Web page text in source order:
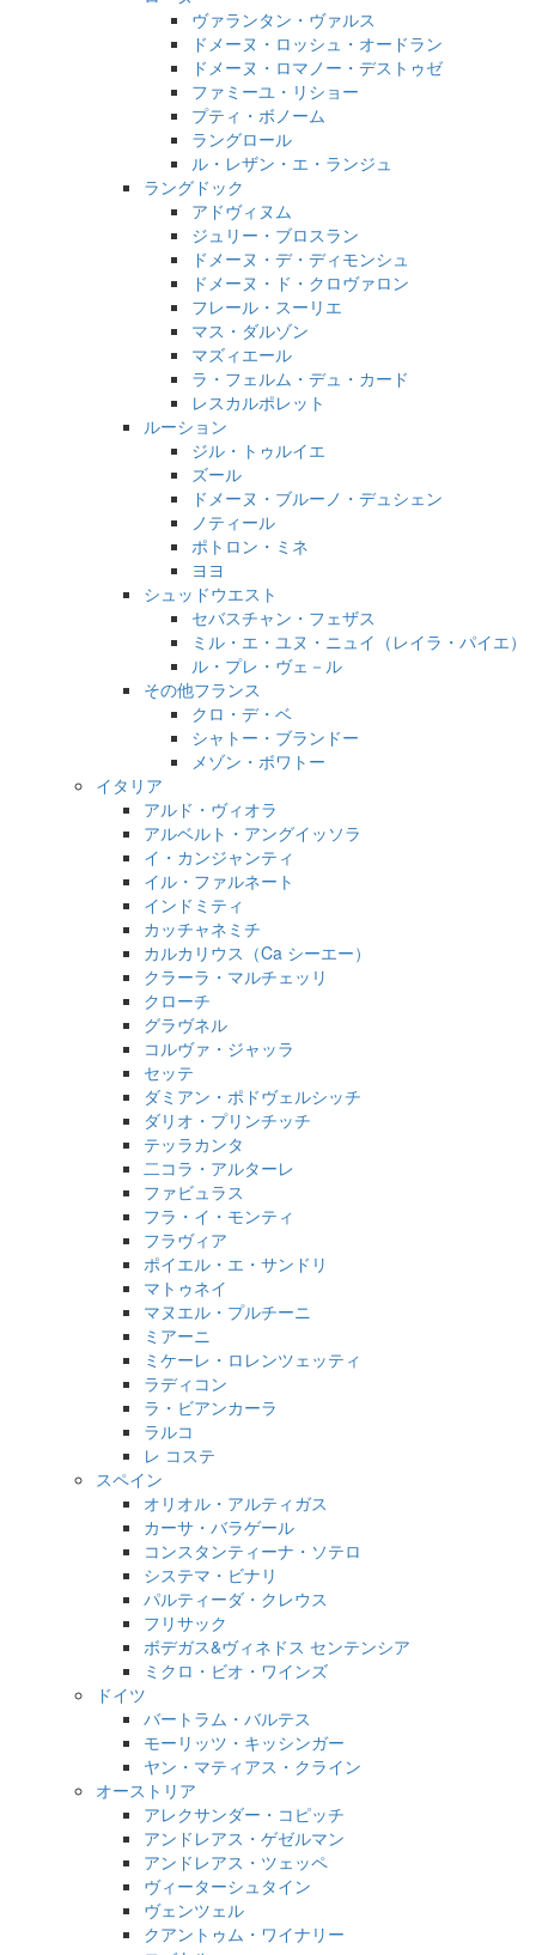
ヴァランタン・ヴァルス
ドメーヌ・ロッシュ・オードラン
ドメーヌ・ロマノー・デストゥゼ
ファミーユ・リショー
プティ・ボノーム
ラングロール
ル・レザン・エ・ランジュ
ラングドック
アドヴィヌム
ジュリー・ブロスラン
ドメーヌ・デ・ディモンシュ
ドメーヌ・ド・クロヴァロン
フレール・スーリエ
マス・ダルゾン
マズィエール
ラ・フェルム・デュ・カード
レスカルポレット
ルーション
ジル・トゥルイエ
ズール
ドメーヌ・ブルーノ・デュシェン
ノティール
ポトロン・ミネ
ヨヨ
シュッドウエスト
セバスチャン・フェザス
ミル・エ・ユヌ・ニュイ（レイラ・パイエ）
ル・プレ・ヴェ－ル
その他フランス
クロ・デ・ベ
シャトー・ブランドー
メゾン・ボワトー
イタリア
アルド・ヴィオラ
アルベルト・アングイッソラ
イ・カンジャンティ
イル・ファルネート
インドミティ
カッチャネミチ
カルカリウス（Ca シーエー）
クラーラ・マルチェッリ
クローチ
グラヴネル
コルヴァ・ジャッラ
セッテ
ダミアン・ポドヴェルシッチ
ダリオ・プリンチッチ
テッラカンタ
二コラ・アルターレ
ファビュラス
フラ・イ・モンティ
フラヴィア
ポイエル・エ・サンドリ
マトゥネイ
マヌエル・プルチーニ
ミアーニ
ミケーレ・ロレンツェッティ
ラディコン
ラ・ビアンカーラ
ラルコ
レ コステ
スペイン
オリオル・アルティガス
カーサ・バラゲール
コンスタンティーナ・ソテロ
システマ・ビナリ
パルティーダ・クレウス
フリサック
ボデガス&ヴィネドス センテンシア
ミクロ・ビオ・ワインズ
ドイツ
バートラム・バルテス
モーリッツ・キッシンガー
ヤン・マティアス・クライン
オーストリア
アレクサンダー・コピッチ
アンドレアス・ゲゼルマン
アンドレアス・ツェッペ
ヴィーターシュタイン
ヴェンツェル
クアントゥム・ワイナリー